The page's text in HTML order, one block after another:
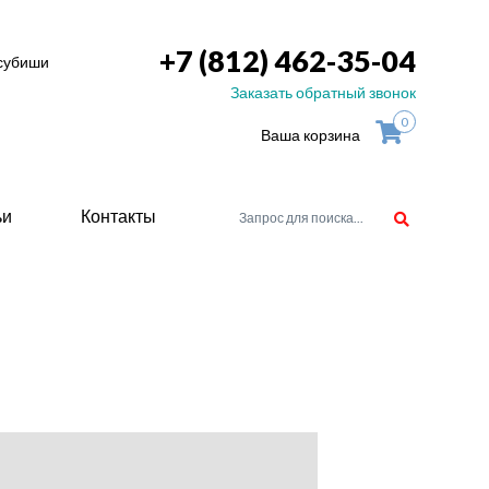
+7 (812) 462-35-04
Заказать обратный звонок
Ваша корзина
0
Контакты